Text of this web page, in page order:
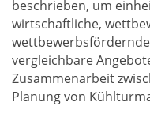
beschrieben, um
wirtschaftliche,
vergleichbare
Zusammenarbeit
Planung von